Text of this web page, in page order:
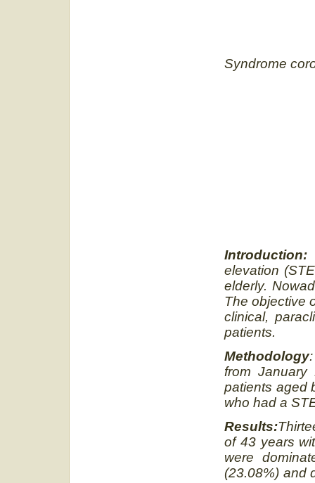
Syndrome
Introduction:
elevation
elderly.
The objective
clinical,
patients.
Methodology
from
patients aged
who had a
Results:
of 43 years
were
(23.08%) and